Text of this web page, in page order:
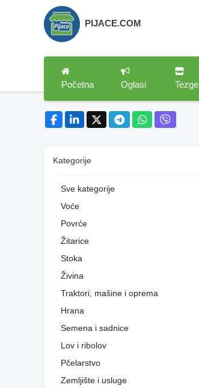
PIJACE.COM
Početna Oglasi Tezge
Kategorije
Sve kategorije
Voće
Povrće
Žitarice
Stoka
Živina
Traktori, mašine i oprema
Hrana
Semena i sadnice
Lov i ribolov
Pčelarstvo
Zemljište i usluge